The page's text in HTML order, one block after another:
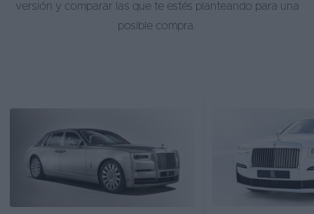
Stock
Híbridos
Ofertas
Asistente
versión y comparar las que te estés planteando para una
posible compra.